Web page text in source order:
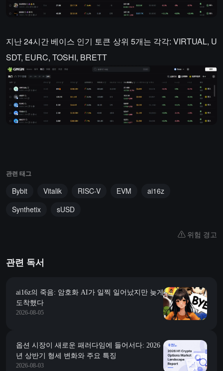
지난 24시간 베이스 인기 토큰 상위 5개는 각각: VIRTUAL, U
SDT, EURC, TOSHI, BRETT
관련 태그
Bybit Vitalik RISC-V EVM
ai16z
Synthetix
sUSD
위험 경고
관련 독서
ai16z의 죽음: 암호화 AI가 일찍 일어났지만 늦게
도착했다
2026-08-05
옵션 시장이 새로운 패러다임에 들어서다: 2026
년 상반기 형세 변화와 주요 특징
2026-08-03